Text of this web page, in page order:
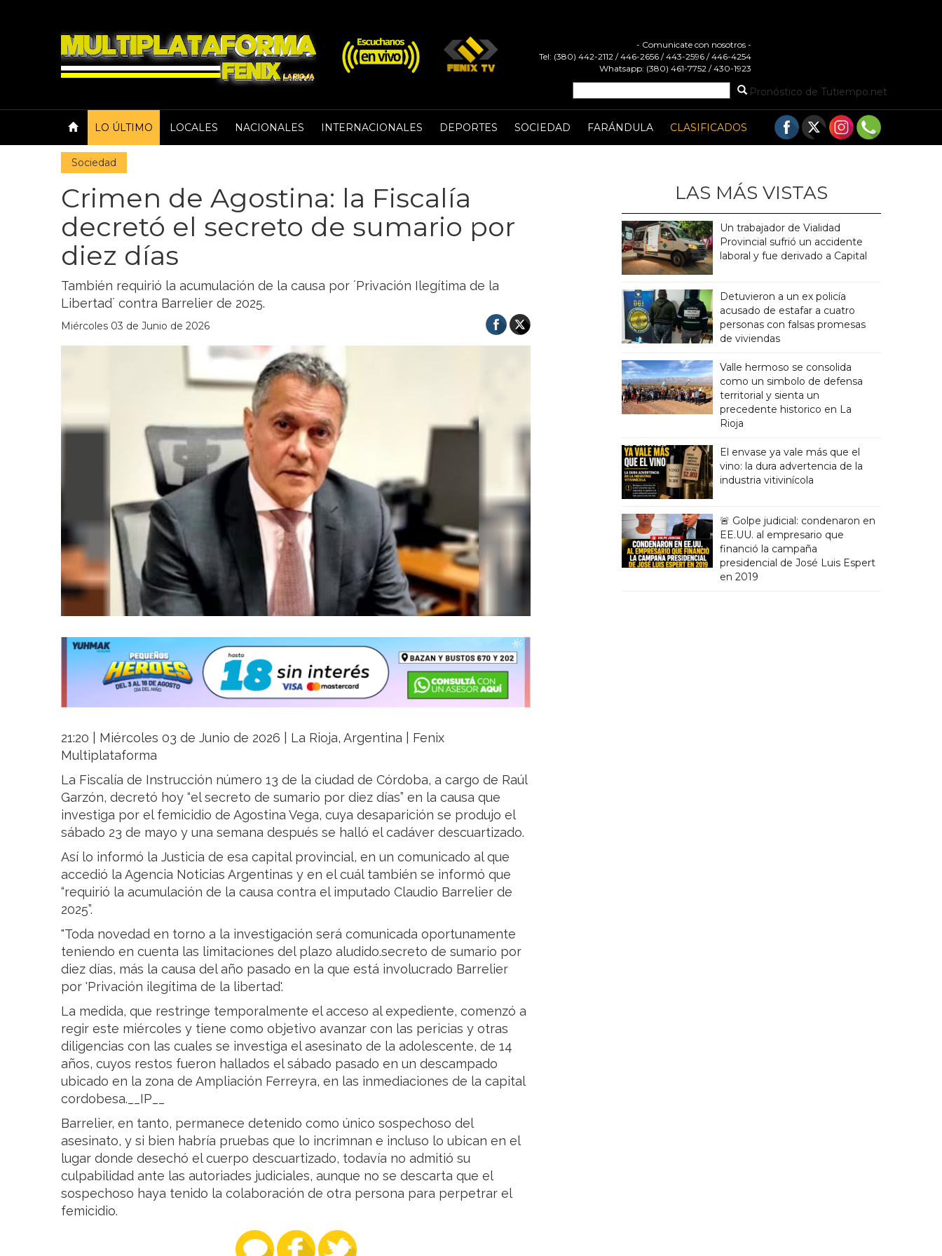
- Comunicate con nosotros -
Tel: (380) 442-2112 / 446-2656 / 443-2596 / 446-4254
Whatsapp: (380) 461-7752 / 430-1923
Pronóstico de Tutiempo.net
LO ÚLTIMO LOCALES NACIONALES INTERNACIONALES DEPORTES SOCIEDAD FARÁNDULA CLASIFICADOS
Sociedad
Crimen de Agostina: la Fiscalía
decretó el secreto de sumario por
diez días
También requirió la acumulación de la causa por ´Privación Ilegítima de la
Libertad´ contra Barrelier de 2025.
Miércoles 03 de Junio de 2026
21:20 | Miércoles 03 de Junio de 2026 | La Rioja, Argentina | Fenix
Multiplataforma
La Fiscalía de Instrucción número 13 de la ciudad de Córdoba, a cargo de Raúl
Garzón, decretó hoy “el secreto de sumario por diez días” en la causa que
investiga por el femicidio de Agostina Vega, cuya desaparición se produjo el
sábado 23 de mayo y una semana después se halló el cadáver descuartizado.
Así lo informó la Justicia de esa capital provincial, en un comunicado al que
accedió la Agencia Noticias Argentinas y en el cuál también se informó que
“requirió la acumulación de la causa contra el imputado Claudio Barrelier de
2025”.
"Toda novedad en torno a la investigación será comunicada oportunamente
teniendo en cuenta las limitaciones del plazo aludido.secreto de sumario por
diez días, más la causa del año pasado en la que está involucrado Barrelier
por 'Privación ilegítima de la libertad'.
La medida, que restringe temporalmente el acceso al expediente, comenzó a
regir este miércoles y tiene como objetivo avanzar con las pericias y otras
diligencias con las cuales se investiga el asesinato de la adolescente, de 14
años, cuyos restos fueron hallados el sábado pasado en un descampado
ubicado en la zona de Ampliación Ferreyra, en las inmediaciones de la capital
cordobesa.__IP__
Barrelier, en tanto, permanece detenido como único sospechoso del
asesinato, y si bien habría pruebas que lo incrimnan e incluso lo ubican en el
lugar donde desechó el cuerpo descuartizado, todavía no admitió su
culpabilidad ante las autoriades judiciales, aunque no se descarta que el
sospechoso haya tenido la colaboración de otra persona para perpetrar el
femicidio.
LAS MÁS VISTAS
Un trabajador de Vialidad
Provincial sufrió un accidente
laboral y fue derivado a Capital
Detuvieron a un ex policía
acusado de estafar a cuatro
personas con falsas promesas
de viviendas
Valle hermoso se consolida
como un simbolo de defensa
territorial y sienta un
precedente historico en La
Rioja
El envase ya vale más que el
vino: la dura advertencia de la
industria vitivinícola
🚨 Golpe judicial: condenaron en
EE.UU. al empresario que
financió la campaña
presidencial de José Luis Espert
en 2019